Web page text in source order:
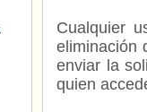
Cualquier
eliminación
enviar la
quien